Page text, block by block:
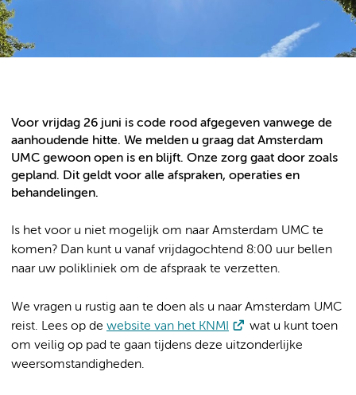
Voor vrijdag 26 juni is code rood afgegeven vanwege de
aanhoudende hitte. We melden u graag dat Amsterdam
UMC gewoon open is en blijft. Onze zorg gaat door zoals
gepland. Dit geldt voor alle afspraken, operaties en
behandelingen.
Is het voor u niet mogelijk om naar Amsterdam UMC te
komen? Dan kunt u vanaf vrijdagochtend 8:00 uur bellen
naar uw polikliniek om de afspraak te verzetten.
We vragen u rustig aan te doen als u naar Amsterdam UMC
reist. Lees op de website van het KNMI
wat u kunt toen
om veilig op pad te gaan tijdens deze uitzonderlijke
weersomstandigheden.